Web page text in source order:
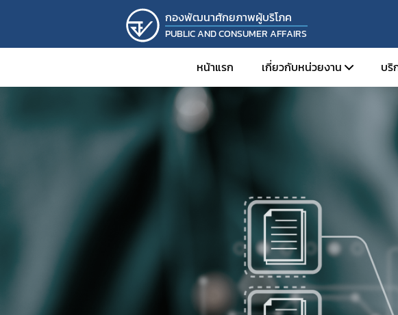
กองพัฒนาศักยภาพผู้บริโภค
PUBLIC AND CONSUMER AFFAIRS
หน้าแรก เกี่ยวกับหน่วยงาน
วิสัยทัศน์ พันธกิจ และห
บุคลากร
รายงานประจำปี
KM
งานวิจัย
โครงการที่เกี่ยวข้อง
กิจกรรม
บริ